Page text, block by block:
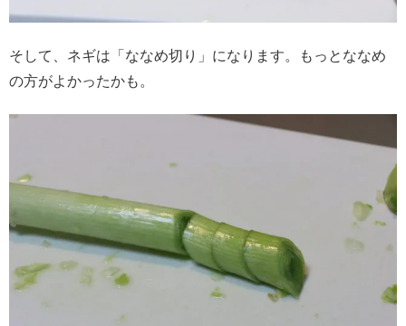
そして、ネギは「ななめ切り」になります。もっとななめ
の方がよかったかも。